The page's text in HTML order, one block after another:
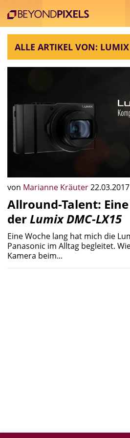
ALLE ARTIKEL VON: LUMIX
von Marianne Kräuter22.03.2017
Allround-Talent:
derLumix DMC-LX15
Eine Woche lang hat mich die
Panasonic im Alltag begleitet.
Kamera beim...